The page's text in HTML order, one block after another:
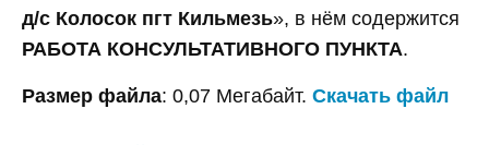
д/с Колосок пгт Кильмезь», в нём содержится
РАБОТА КОНСУЛЬТАТИВНОГО ПУНКТА.
Размер файла: 0,07 Мегабайт. Скачать файл